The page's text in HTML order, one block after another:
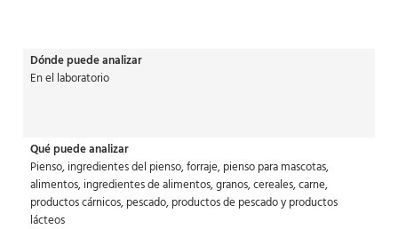
Dónde puede analizar
En el laboratorio
Qué puede analizar
Pienso, ingredientes del pienso, forraje, pienso para mascotas,
alimentos, ingredientes de alimentos, granos, cereales, carne,
productos cárnicos, pescado, productos de pescado y productos
lácteos